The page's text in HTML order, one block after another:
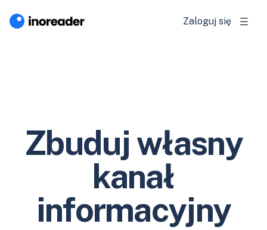
Zaloguj się
Zbuduj własny
kanał
informacyjny